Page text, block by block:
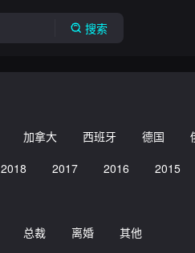
搜索
加拿大 西班牙 德国
2018 2017 2016 2015
总裁 离婚
其他